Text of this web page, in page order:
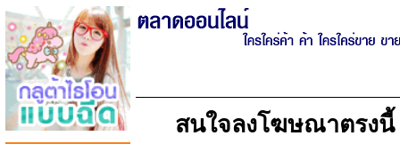
สนใจลงโฆษณาตรงนี้